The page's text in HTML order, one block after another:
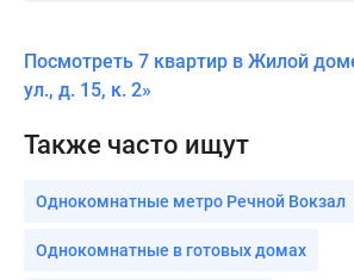
Посмотреть 7 квартир в Жилой
ул., д. 15, к. 2»
Также часто ищут
Однокомнатные метро Речной Вокзал
Однокомнатные в готовых домах